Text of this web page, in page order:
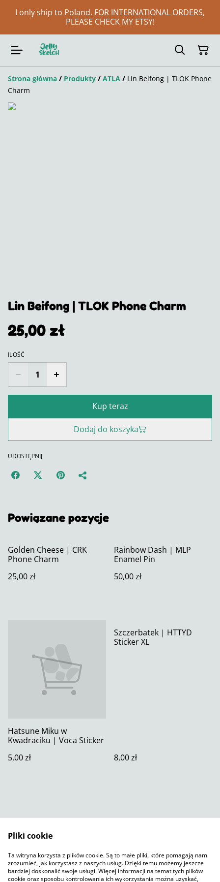
I only ship to Poland. FOR INTERNATIONAL ORDERS,
PLEASE CHECK MY ETSY!
Strona główna / Produkty / ATLA / Lin Beifong | TLOK Phone
Charm
Lin Beifong | TLOK Phone Charm
25,00 zł
ILOŚĆ
Kup teraz
Dodaj do koszyka
UDOSTĘPNIJ
Powiązane pozycje
Golden Cheese | CRK
Phone Charm
25,00 zł
Rainbow Dash | MLP
Enamel Pin
50,00 zł
Hatsune Miku w
Kwadraciku | Voca Sticker
5,00 zł
Szczerbatek | HTTYD
Sticker XL
8,00 zł
Polityka prywatności
SumUp
Polityka plików cookie
Pliki cookie
Ta witryna korzysta z plików cookie. Są to małe pliki, które pomagają nam
zrozumieć, jak korzystasz z naszych usług. Dzięki temu możemy jeszcze
bardziej doskonalić swoje usługi. Więcej informacji na temat tych plików
cookie oraz sposobu kontrolowania ich wykorzystania można uzyskać,